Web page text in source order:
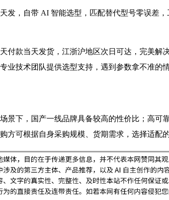
，自带 AI 智能选型，匹配替代型号零误差
款当天发货，江浙沪地区次日可达，完美解
技术团队提供选型支持，遇到参数拿不准的
景下，国产一线品牌具备较高的性价比；高
可根据自身采购规模、货期需求，选择适配